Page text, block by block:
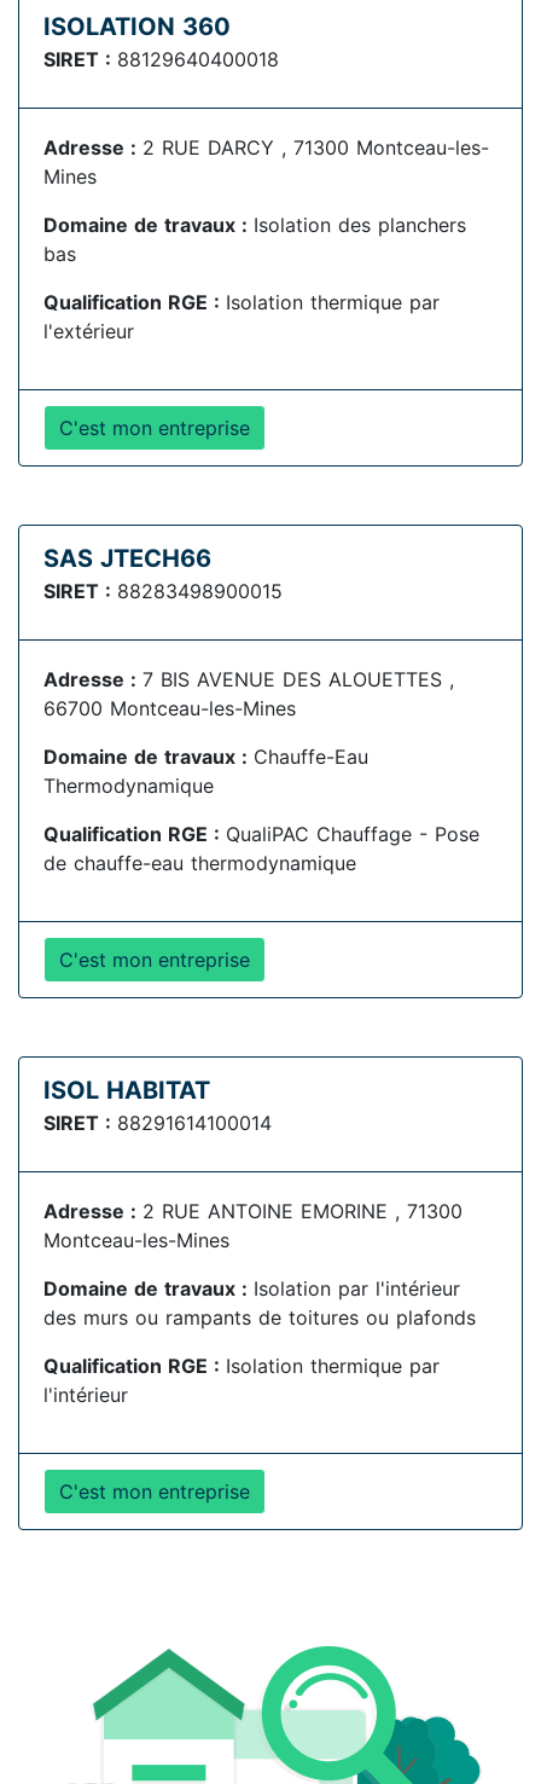
ISOLATION 360
SIRET : 88129640400018
Adresse : 2 RUE DARCY , 71300 Montceau-les-
Mines
Domaine de travaux : Isolation des planchers
bas
Qualification RGE : Isolation thermique par
l'extérieur
C'est mon entreprise
SAS JTECH66
SIRET : 88283498900015
Adresse : 7 BIS AVENUE DES ALOUETTES ,
66700 Montceau-les-Mines
Domaine de travaux : Chauffe-Eau
Thermodynamique
Qualification RGE : QualiPAC Chauffage - Pose
de chauffe-eau thermodynamique
C'est mon entreprise
ISOL HABITAT
SIRET : 88291614100014
Adresse : 2 RUE ANTOINE EMORINE , 71300
Montceau-les-Mines
Domaine de travaux : Isolation par l'intérieur
des murs ou rampants de toitures ou plafonds
Qualification RGE : Isolation thermique par
l'intérieur
C'est mon entreprise